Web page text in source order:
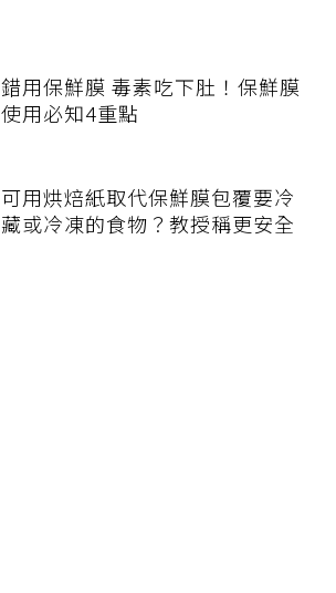
錯用保鮮膜 毒素吃下肚！保鮮膜
使用必知4重點
可用烘焙紙取代保鮮膜包覆要冷
藏或冷凍的食物？教授稱更安全